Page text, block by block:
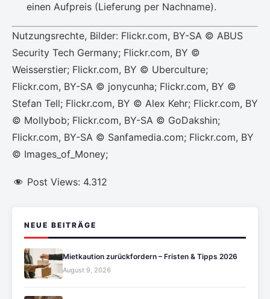
einen Aufpreis (Lieferung per Nachname).
Nutzungsrechte, Bilder: Flickr.com, BY-SA © ABUS
Security Tech Germany; Flickr.com, BY ©
Weisserstier; Flickr.com, BY © Uberculture;
Flickr.com, BY-SA © jonycunha; Flickr.com, BY ©
Stefan Tell; Flickr.com, BY © Alex Kehr; Flickr.com, BY
© Mollybob; Flickr.com, BY-SA © GoDakshin;
Flickr.com, BY-SA © Sanfamedia.com; Flickr.com, BY
© Images_of_Money;
Post Views: 4.312
NEUE BEITRÄGE
Mietkaution zurückfordern – Fristen & Tipps 2026
August 9, 2026